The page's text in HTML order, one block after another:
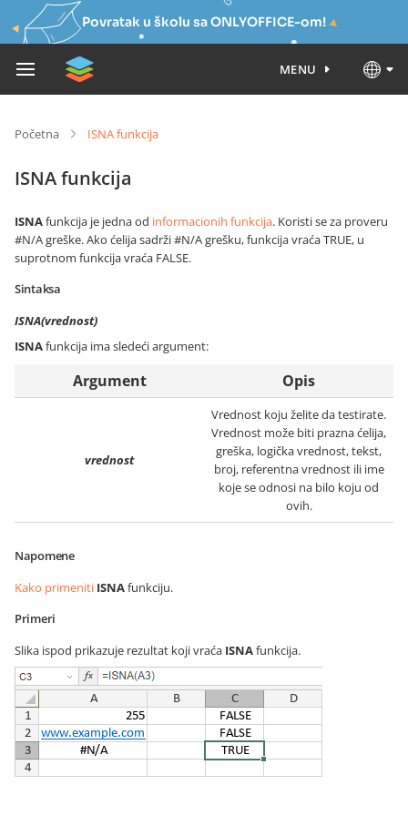
Povratak u školu sa ONLYOFFICE-om!
MENU
Početna ISNA funkcija
ISNA funkcija
ISNAfunkcija je jedna od informacionih funkcija. Koristi se za proveru
#N/A greške. Ako ćelija sadrži #N/A grešku, funkcija vraća TRUE, u
suprotnom funkcija vraća FALSE.
Sintaksa
ISNA(vrednost)
ISNAfunkcija ima sledeći argument:
Argument Opis
vrednost
Vrednost koju želite da testirate.
Vrednost može biti prazna ćelija,
greška, logička vrednost, tekst,
broj, referentna vrednost ili ime
koje se odnosi na bilo koju od
ovih.
Napomene
Kako primeniti ISNAfunkciju.
Primeri
Slika ispod prikazuje rezultat koji vraća ISNAfunkcija.